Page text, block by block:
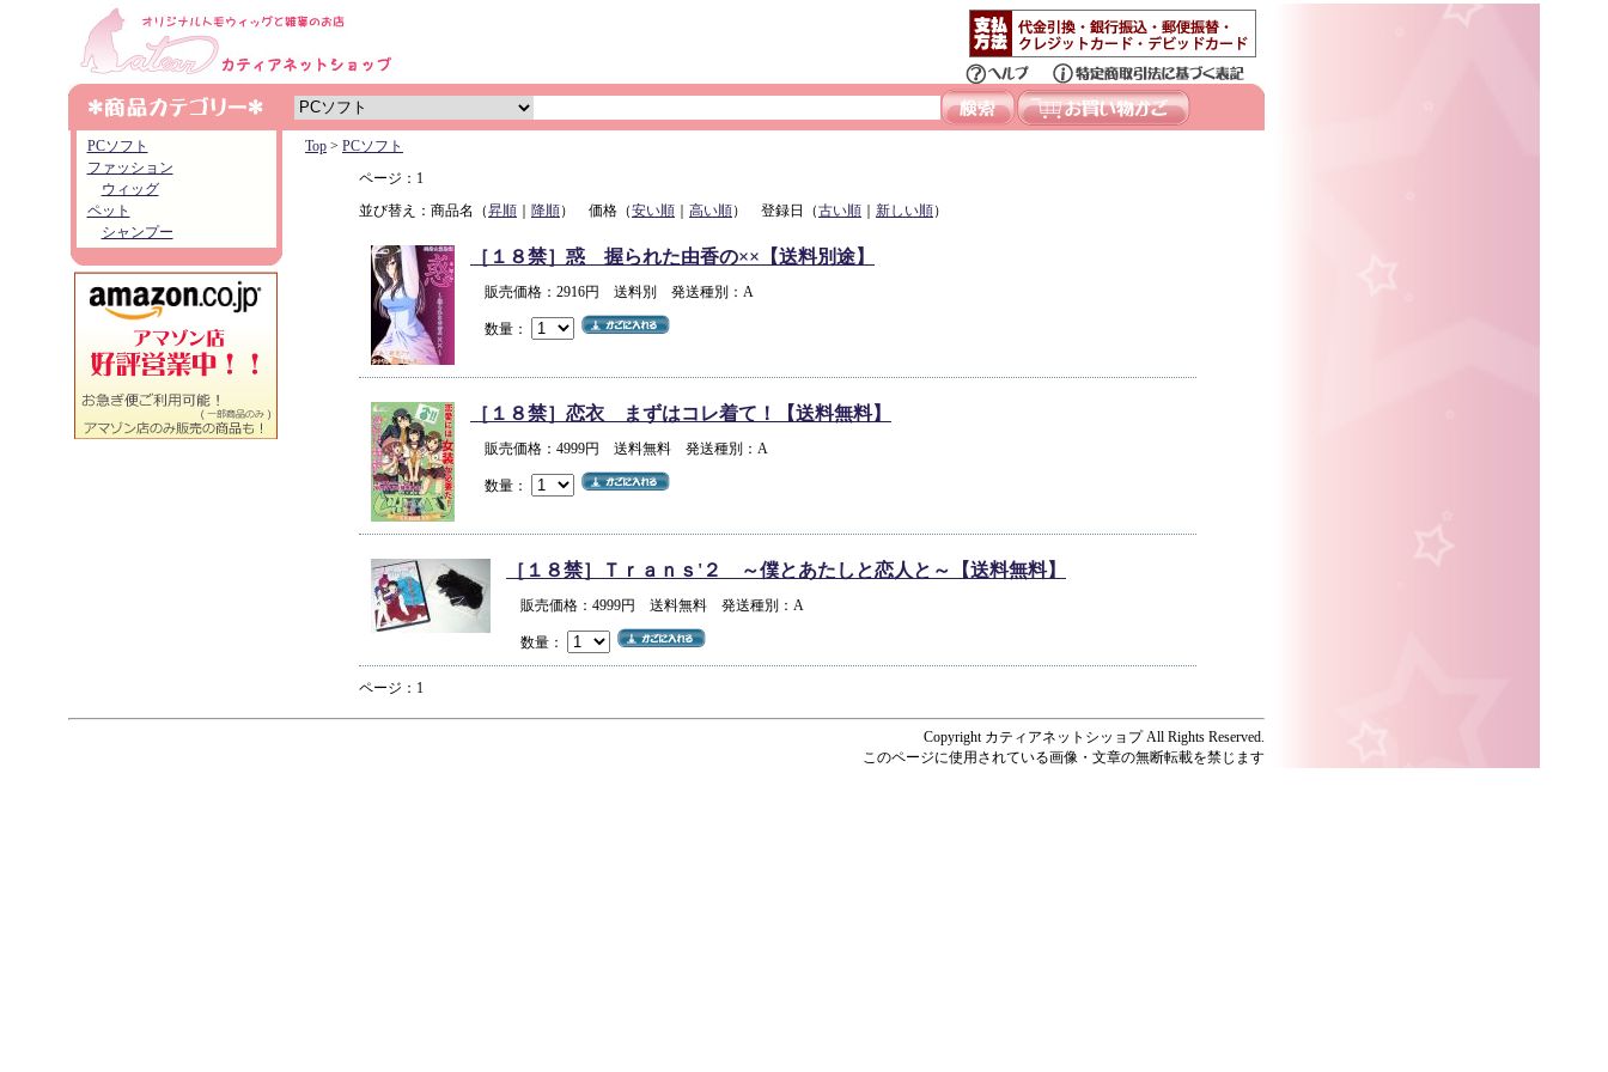
PCソフト
ファッション
ウィッグ
ペット
シャンプー
Top > PCソフト
ページ：1
並び替え：商品名（昇順 降順） 価格（安い順 高い順） 登録日（古い順 新しい順）
［１８禁］惑 握られた由香の××【送料別途】
販売価格：2916円 送料別 発送種別：A
数量：
［１８禁］恋衣 まずはコレ着て！【送料無料】
販売価格：4999円 送料無料 発送種別：A
数量：
［１８禁］Ｔｒａｎｓ'２ ～僕とあたしと恋人と～【送料無料】
販売価格：4999円 送料無料 発送種別：A
数量：
ページ：1
Copyright カティアネットシッョプ All Rights Reserved.
このページに使用されている画像・文章の無断転載を禁じます